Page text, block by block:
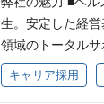
生。安定した経
領域のトータル
Pad）の運用・保
課題のマネジメ
キャリア採用